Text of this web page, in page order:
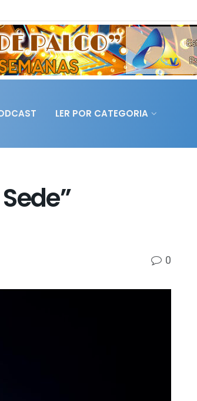
LER POR CATEGORIA
0